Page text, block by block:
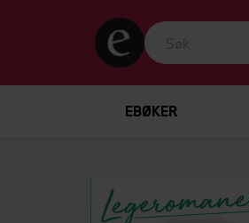
EBØKER